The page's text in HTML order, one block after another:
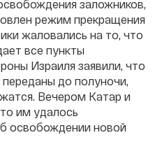
заложников,
режим прекращения
жаловались на то, что
все пункты
Израиля заявили, что
до полуночи,
Вечером Катар и
им удалось
освобождении новой